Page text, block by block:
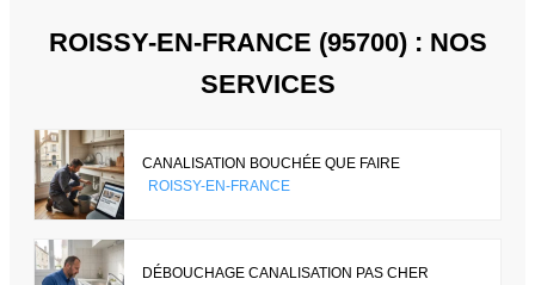
ROISSY-EN-FRANCE (95700) : NOS
SERVICES
CANALISATION BOUCHÉE QUE FAIRE
ROISSY-EN-FRANCE
DÉBOUCHAGE CANALISATION PAS CHER